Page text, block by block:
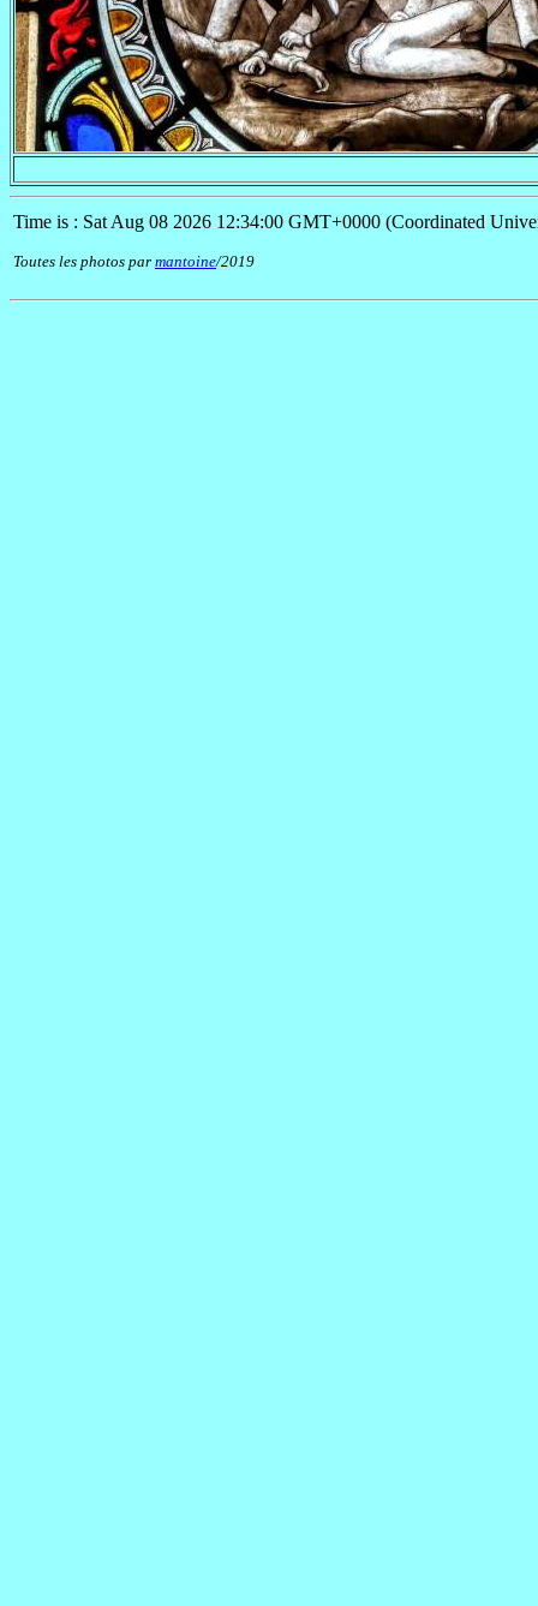
Time is : Sat Aug 08 2026 12:34:00 GMT+0000 (Coordinated
Toutes les photos par mantoine/2019